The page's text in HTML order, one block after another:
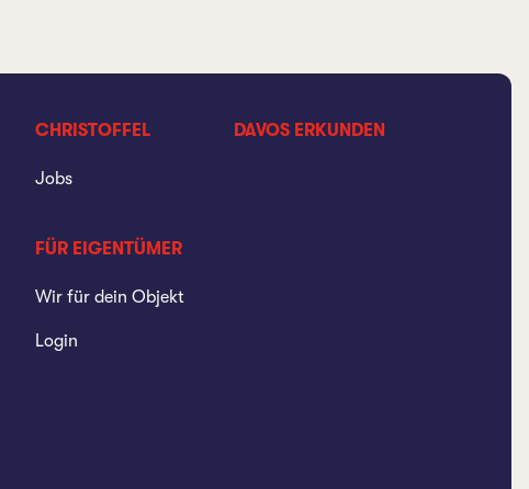
CHRISTOFFEL
Jobs
FÜR EIGENTÜMER
Wir für dein Objekt
Login
DAVOS ERKUNDEN